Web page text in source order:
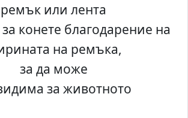
ремък или лента
конете благодарение на
на ремъка,
за да може
за животното